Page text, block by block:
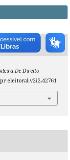
De Direito
eleitoral.v2i2.42761